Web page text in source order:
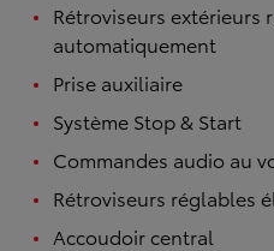
Rétroviseurs extérieurs
automatiquement
Prise auxiliaire
Système Stop & Start
Commandes audio au
Rétroviseurs réglables
Accoudoir central